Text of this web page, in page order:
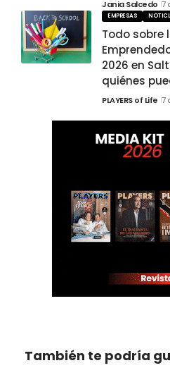
Jania Salcedo 7
EMPRESAS
Todo sobre
2026 en
quiénes
PLAYERS of Life 7
También te podría